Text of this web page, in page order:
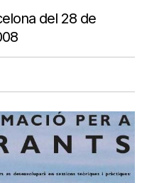
del 28 de